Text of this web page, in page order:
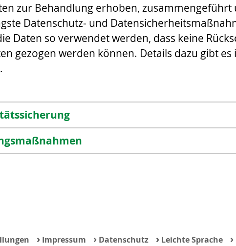
zur Behandlung erhoben, zusammengeführt
Datenschutz- und
Daten so verwendet werden, dass keine
gezogen werden können. Details dazu gibt
› Impressum › Datenschutz › Leichte Sprache ›